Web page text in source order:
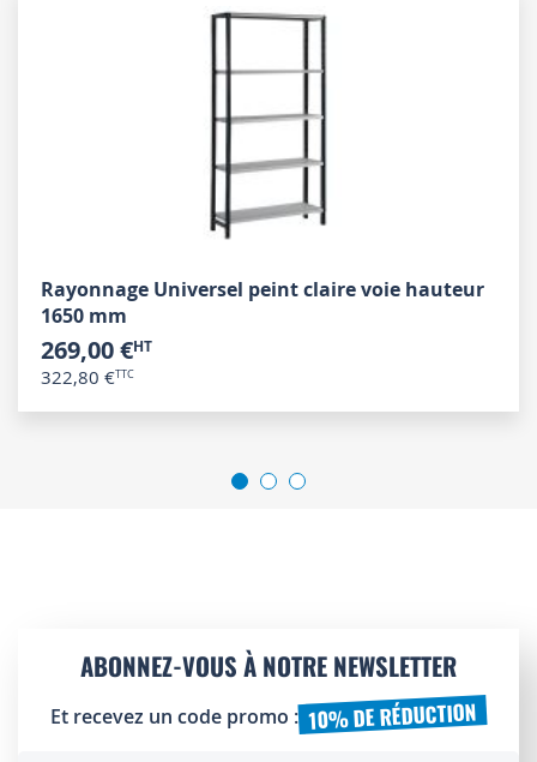
Rayonnage Universel peint claire voie hauteur
1650 mm
269,00 €
322,80 €
ABONNEZ-VOUS À NOTRE NEWSLETTER
Et recevez un code promo : 10% DE RÉDUCTION